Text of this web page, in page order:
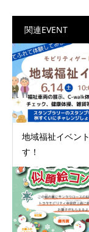
関連EVENT
地域福祉イベン
す！